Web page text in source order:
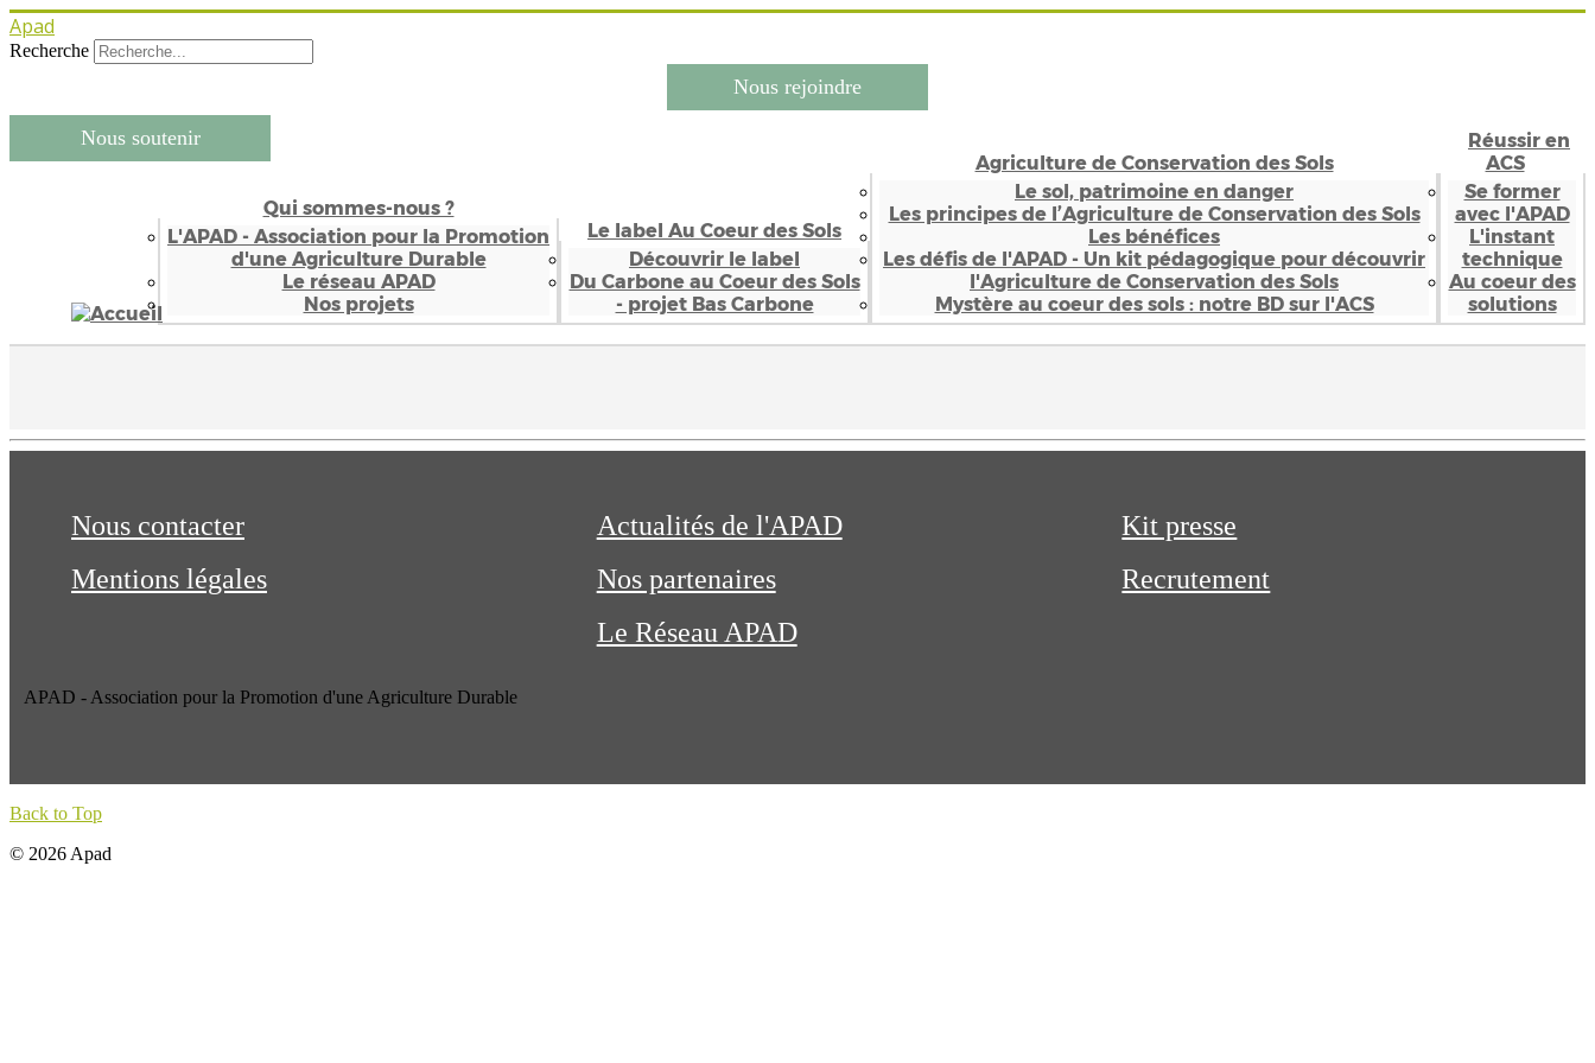
Apad
Recherche
Nous rejoindre
Nous soutenir
Qui sommes-nous ?
L'APAD - Association pour la Promotion
d'une Agriculture Durable
Le réseau APAD
Nos projets
Le label Au Coeur des Sols
Découvrir le label
Du Carbone au Coeur des Sols
- projet Bas Carbone
Agriculture de Conservation des Sols
Le sol, patrimoine en danger
Les principes de l’Agriculture de Conservation des Sols
Les bénéfices
Les défis de l'APAD - Un kit pédagogique pour découvrir
l'Agriculture de Conservation des Sols
Mystère au coeur des sols : notre BD sur l'ACS
Réussir en
ACS
Se former
avec l'APAD
L'instant
technique
Au coeur des
solutions
Nous contacter
Mentions légales
Actualités de l'APAD
Nos partenaires
Le Réseau APAD
Kit presse
Recrutement
APAD - Association pour la Promotion d'une Agriculture Durable
Back to Top
© 2026 Apad